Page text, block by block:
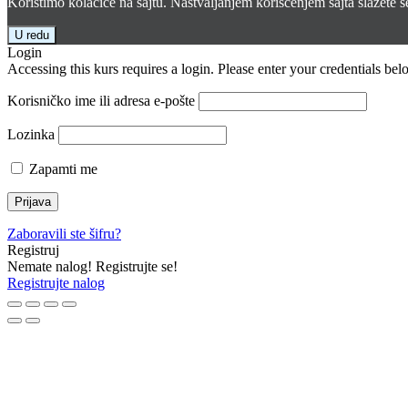
U redu
Login
Accessing this kurs requires a login. Please enter your credentials
Korisničko ime ili adresa e-pošte
Lozinka
Zapamti me
Zaboravili ste šifru?
Registruj
Nemate nalog! Registrujte se!
Registrujte nalog